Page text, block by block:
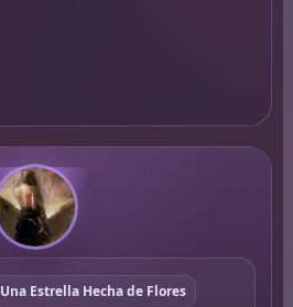
Una Estrella Hecha de Flores